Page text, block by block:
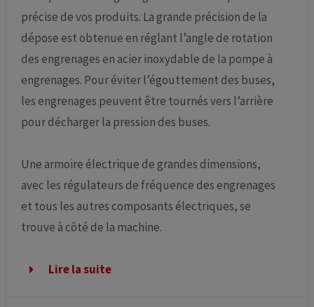
précise de vos produits. La grande précision de la
dépose est obtenue en réglant l’angle de rotation
des engrenages en acier inoxydable de la pompe à
engrenages. Pour éviter l’égouttement des buses,
les engrenages peuvent être tournés vers l’arrière
pour décharger la pression des buses.
Une armoire électrique de grandes dimensions,
avec les régulateurs de fréquence des engrenages
et tous les autres composants électriques, se
trouve à côté de la machine.
Lire la suite